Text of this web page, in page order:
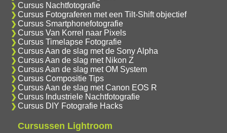
Cursus Nachtfotografie
Cursus Fotograferen met een Tilt-Shift objectief
Cursus Smartphonefotografie
Cursus Van Korrel naar Pixels
Cursus Timelapse Fotografie
Cursus Aan de slag met de Sony Alpha
Cursus Aan de slag met Nikon Z
Cursus Aan de slag met OM System
Cursus Compositie Tips
Cursus Aan de slag met Canon EOS R
Cursus Industriele Nachtfotografie
Cursus DIY Fotografie Hacks
Cursussen Lightroom